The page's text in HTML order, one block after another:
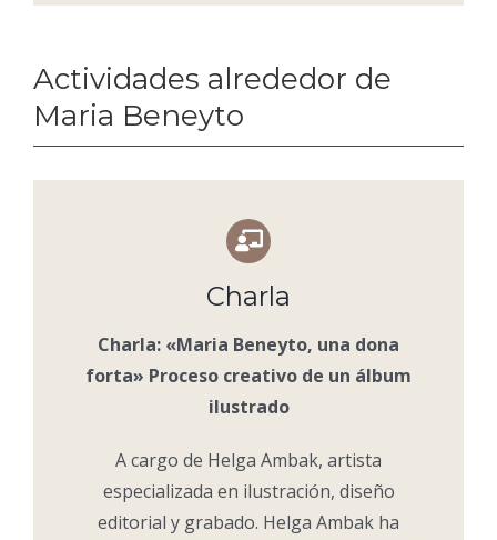
Actividades alrededor de
Maria Beneyto
Charla
Charla: «Maria Beneyto, una dona
forta» Proceso creativo de un álbum
ilustrado
A cargo de Helga Ambak, artista
especializada en ilustración, diseño
editorial y grabado. Helga Ambak ha